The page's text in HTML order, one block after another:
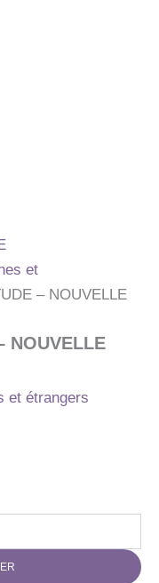
et
– NOUVELLE
NOUVELLE
et étrangers